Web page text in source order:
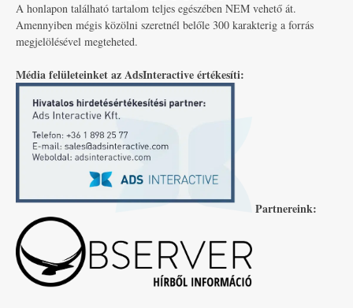
A honlapon található tartalom teljes egészében NEM vehető át.
Amennyiben mégis közölni szeretnél belőle 300 karakterig a forrás
megjelölésével megteheted.
Média felületeinket az AdsInteractive értékesíti:
Partnereink: